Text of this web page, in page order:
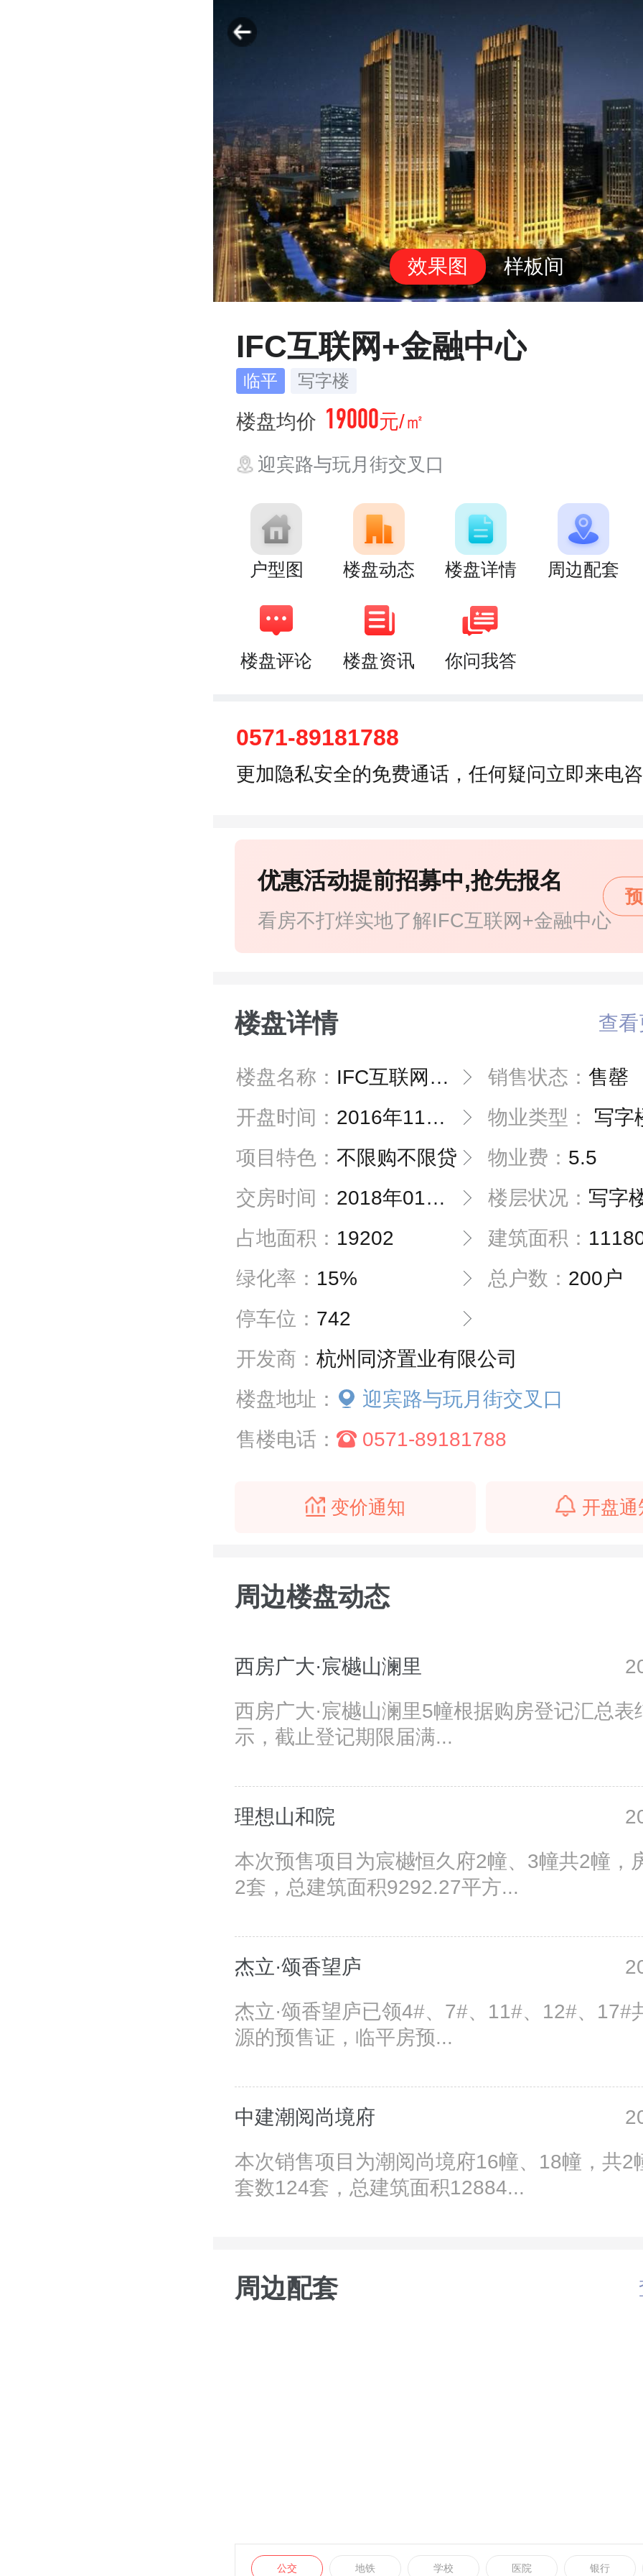
效果图 样板间
IFC互联网+金融中心
临平 写字楼
楼盘均价 19000元/㎡
迎宾路与玩月街交叉口
户型图 楼盘动态 楼盘详情 周边配套
楼盘评论 楼盘资讯 你问我答
0571-89181788
更加隐私安全的免费通话，任何疑问立即来电
看房不打烊实地了解IFC互联网+金融中心
优惠活动提前招募中,抢先报名
楼盘详情 查
楼盘名称： IFC互联网+金融中心 销售状态： 售罄
开盘时间： 2016年11月19日 物业类型：
写字
项目特色： 不限购不限贷 物业费： 5.5
交房时间： 2018年01月01日 楼层状况： 写字楼27层
占地面积： 19202 建筑面积：
绿化率： 15% 总户数： 200户
停车位： 742
开发商： 杭州同济置业有限公司
楼盘地址：
迎宾路与玩月街交叉口
售楼电话：
0571-89181788
变价通知 开盘通
周边楼盘动态
西房广大·宸樾山澜里
西房广大·宸樾山澜里5幢根据购房登记汇总表
示，截止登记期限届满...
理想山和院
本次预售项目为宸樾恒久府2幢、3幢共2幢，
2套，总建筑面积9292.27平方...
杰立·颂香望庐
杰立·颂香望庐已领4#、7#、11#、12#、17#
源的预售证，临平房预...
中建潮阅尚境府
本次销售项目为潮阅尚境府16幢、18幢，共2
套数124套，总建筑面积12884...
周边配套
公交 地铁 学校 医院 银行